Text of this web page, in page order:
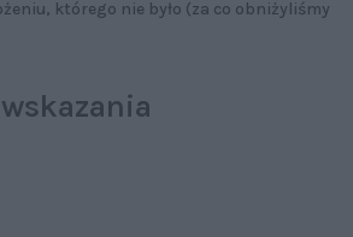
którego nie było (za co obniżyliśmy